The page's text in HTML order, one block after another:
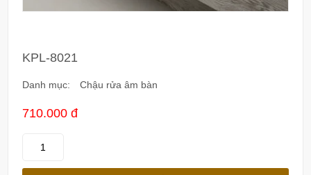
KPL-8021
Danh mục: Chậu rửa âm bàn
710.000 đ